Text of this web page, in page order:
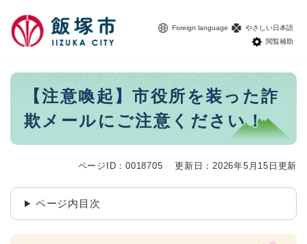
Foreign language
やさしい日本語
閲覧補助
本
【注意喚起】市役所を装った詐
欺メールにご注意ください！
ページID：0018705 更新日：2026年5月15日更新
ページ内目次